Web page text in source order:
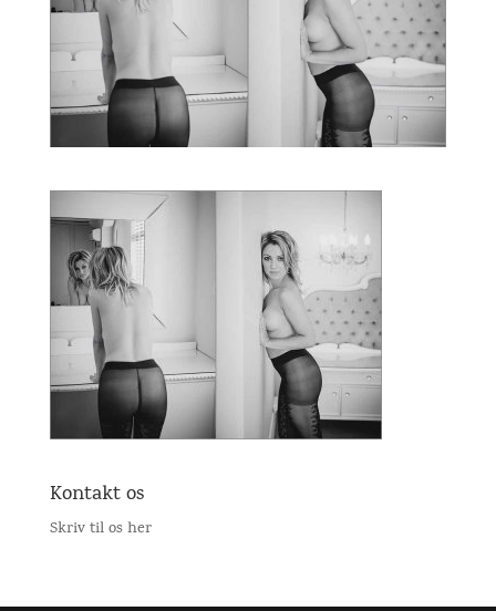
Kontakt os
Skriv til os her